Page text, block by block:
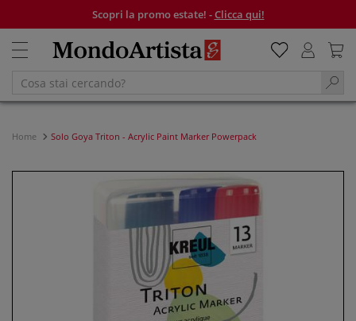
Scopri la promo estate! -Clicca qui!
Home Solo Goya Triton - Acrylic Paint Marker Powerpack